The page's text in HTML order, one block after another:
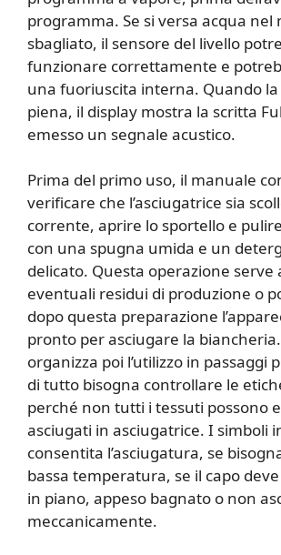
programma. Se si versa acqua
sbagliato, il sensore del livello
funzionare correttamente e
una fuoriuscita interna. Quando
piena, il display mostra la scritta
emesso un segnale acustico.
Prima del primo uso, il manuale
verificare che l’asciugatrice sia
corrente, aprire lo sportello e
con una spugna umida e un
delicato. Questa operazione serve
eventuali residui di produzione o
dopo questa preparazione
pronto per asciugare la
organizza poi l’utilizzo in passaggi
di tutto bisogna controllare le
perché non tutti i tessuti possono
asciugati in asciugatrice. I simboli
consentita l’asciugatura, se
bassa temperatura, se il capo
in piano, appeso bagnato o non
meccanicamente.